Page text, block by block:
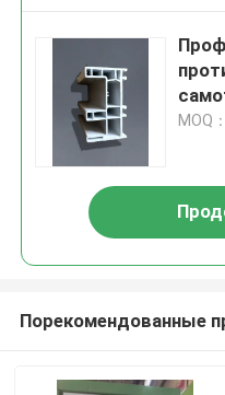
MOQ
Порекомендованные